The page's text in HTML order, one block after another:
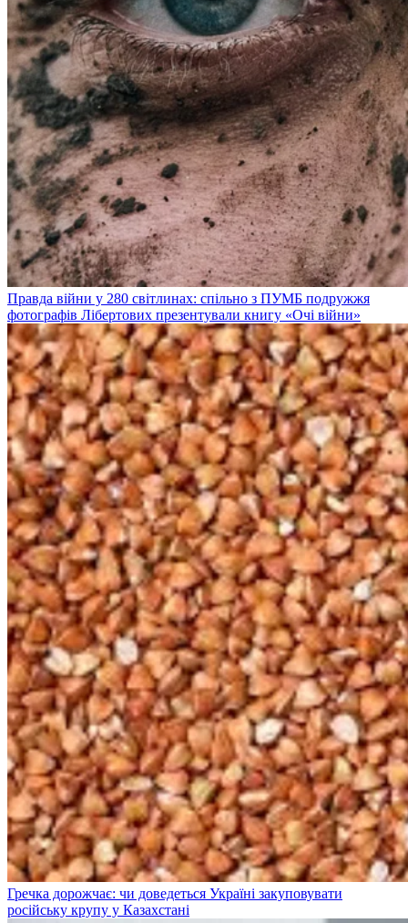
Правда війни у 280 світлинах: спільно з ПУМБ подружжя
фотографів Лібертових презентували книгу «Очі війни»
Гречка дорожчає: чи доведеться Україні закуповувати
російську крупу у Казахстані